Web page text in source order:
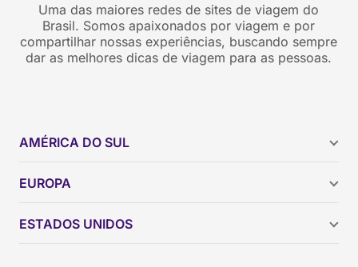
Uma das maiores redes de sites de viagem do
Brasil. Somos apaixonados por viagem e por
compartilhar nossas experiências, buscando sempre
dar as melhores dicas de viagem para as pessoas.
AMÉRICA DO SUL
Brasil
Colômbia
EUROPA
ESTADOS UNIDOS